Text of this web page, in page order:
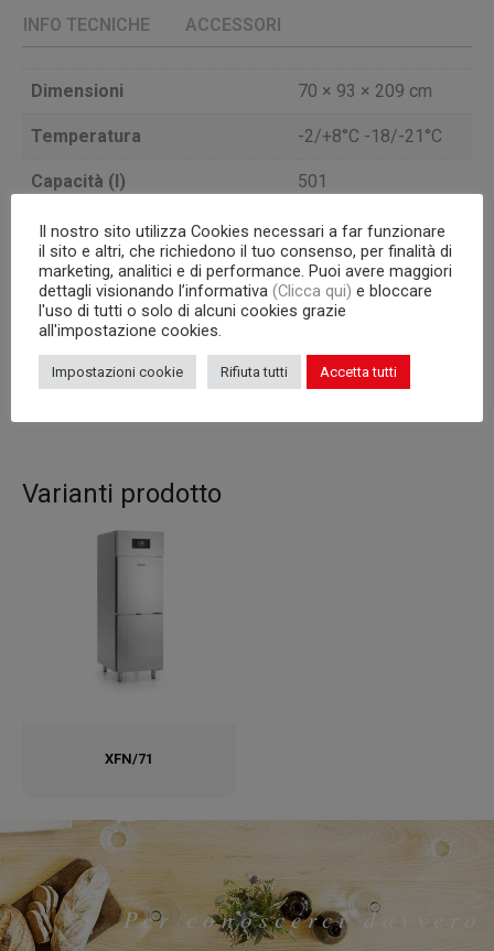
INFO TECNICHE
ACCESSORI
Dimensioni 70 × 93 × 209 cm
Temperatura -2/+8°C -18/-21°C
Capacità (l) 501
Porte 2 1/2
Unità Condensatrice a bordo
Versione
VERSIONE
Capacità interna griglie GN 2/1
Varianti prodotto
XFN/71
Per conoscerci davvero
Il nostro sito utilizza Cookies necessari a far funzionare
il sito e altri, che richiedono il tuo consenso, per finalità di
marketing, analitici e di performance. Puoi avere maggiori
dettagli visionando l’informativa (Clicca qui) e bloccare
l'uso di tutti o solo di alcuni cookies grazie
all'impostazione cookies.
Impostazioni cookie Rifiuta tutti Accetta tutti